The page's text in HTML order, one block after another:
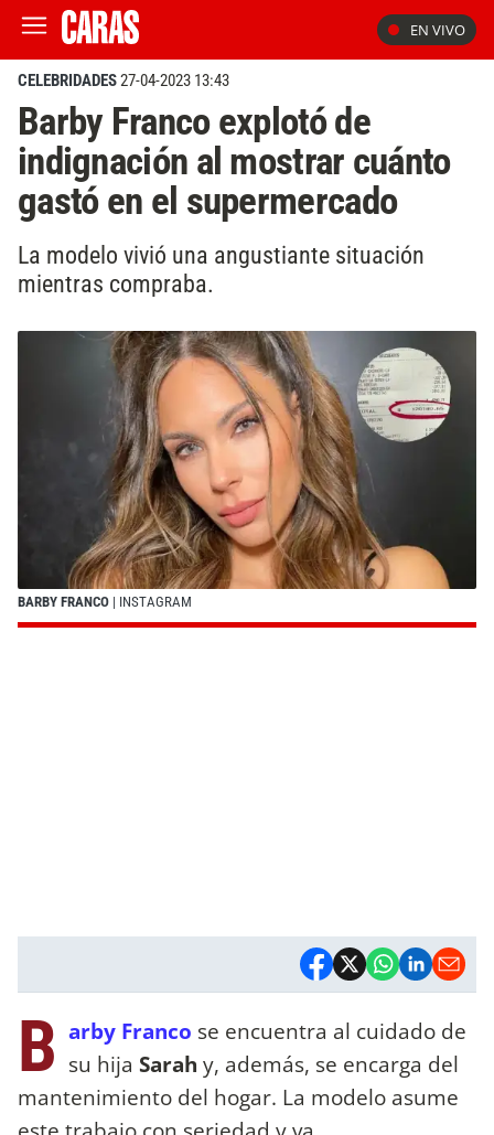
EN VIVO
CELEBRIDADES27-04-2023 13:43
Barby Franco explotó de
indignación al mostrar cuánto
gastó en el supermercado
La modelo vivió una angustiante situación
mientras compraba.
BARBY FRANCO | INSTAGRAM
B arby Franco se encuentra al cuidado de
su hija Sarah y, además, se encarga del
mantenimiento del hogar. La modelo asume